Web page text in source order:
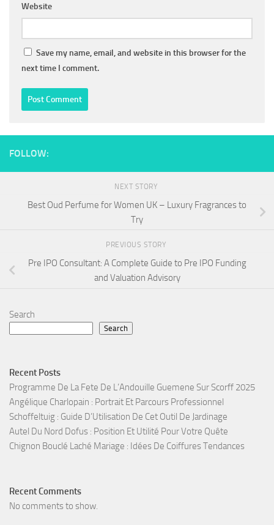
Website
Save my name, email, and website in this browser for the
next time I comment.
FOLLOW:
NEXT STORY
Best Oud Perfume for Women UK – Luxury Fragrances to
Try
PREVIOUS STORY
Pre IPO Consultant: A Complete Guide to Pre IPO Funding
and Valuation Advisory
Search
Search
Recent Posts
Programme De La Fete De L’Andouille Guemene Sur Scorff 2025
Angélique Charlopain : Portrait Et Parcours Professionnel
Schoffeltuig : Guide D’Utilisation De Cet Outil De Jardinage
Autel Du Nord Dofus : Position Et Utilité Pour Votre Quête
Chignon Bouclé Laché Mariage : Idées De Coiffures Tendances
Recent Comments
No comments to show.